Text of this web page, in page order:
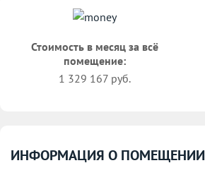
Стоимость в месяц за всё
помещение:
1 329 167 руб.
ИНФОРМАЦИЯ О ПОМЕЩЕНИИ